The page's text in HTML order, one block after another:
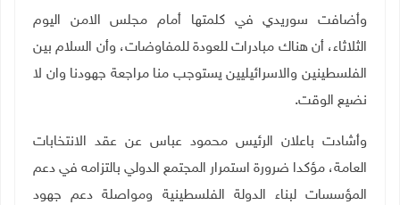
وأضافت سوريدي في كلمتها أمام مجلس الامن اليوم
الثلاثاء، أن هناك مبادرات للعودة للمفاوضات، وأن السلام بين
الفلسطينين والاسرائيليين يستوجب منا مراجعة جهودنا وان لا
نضيع الوقت.
وأشادت باعلان الرئيس محمود عباس عن عقد الانتخابات
العامة، مؤكدا ضرورة استمرار المجتمع الدولي بالتزامه في دعم
المؤسسات لبناء الدولة الفلسطينية ومواصلة دعم جهود